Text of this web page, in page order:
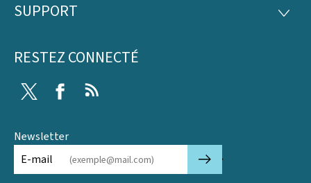
page
SUPPORT
RESTEZ CONNECTÉ
Twitter Facebook
Newsletter
E-mail
🡒